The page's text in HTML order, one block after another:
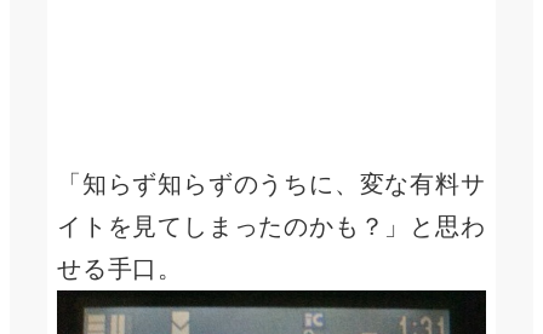
「知らず知らずのうちに、変な有料サ
イトを見てしまったのかも？」と思わ
せる手口。